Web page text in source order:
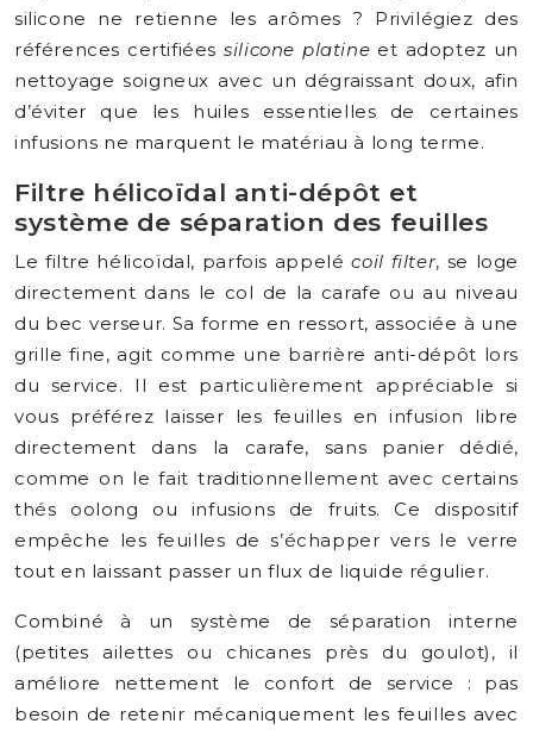
silicone ne retienne les arômes ? Privilégiez des
références certifiéessilicone platine et adoptez un
nettoyage soigneux avec un dégraissant doux, afin
d’éviter que les huiles essentielles de certaines
infusions ne marquent le matériau à long terme.
Filtre hélicoïdal anti-dépôt et
système de séparation des feuilles
Le filtre hélicoïdal, parfois appelécoil filter, se loge
directement dans le col de la carafe ou au niveau
du bec verseur. Sa forme en ressort, associée à une
grille fine, agit comme une barrière anti-dépôt lors
du service. Il est particulièrement appréciable si
vous préférez laisser les feuilles en infusion libre
directement dans la carafe, sans panier dédié,
comme on le fait traditionnellement avec certains
thés oolong ou infusions de fruits. Ce dispositif
empêche les feuilles de s’échapper vers le verre
tout en laissant passer un flux de liquide régulier.
Combiné à un système de séparation interne
(petites ailettes ou chicanes près du goulot), il
améliore nettement le confort de service : pas
besoin de retenir mécaniquement les feuilles avec